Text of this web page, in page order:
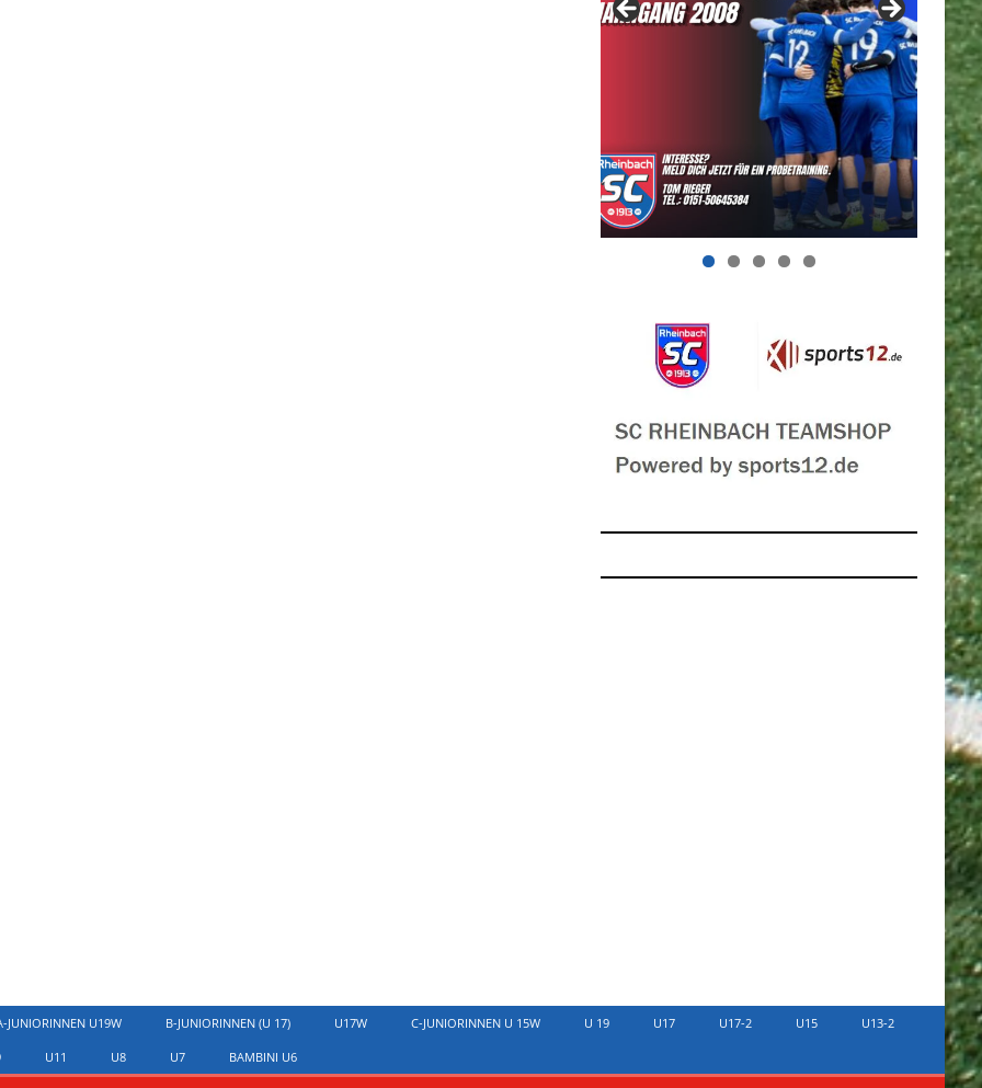
JUNIORINNEN U19W B-JUNIORINNEN (U 17) U17W C-JUNIORINNEN U 15W U 19 U17 U17-2 U15 U13-2
U11 U8 U7 BAMBINI U6